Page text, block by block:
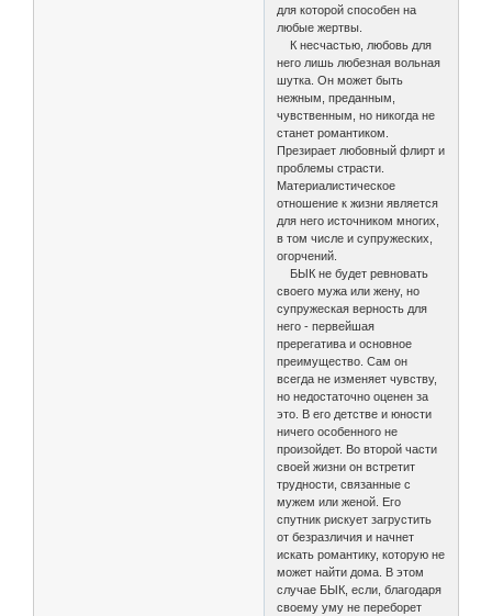
для которой способен на
любые жертвы.
К несчастью, любовь для
него лишь любезная вольная
шутка. Он может быть
нежным, преданным,
чувственным, но никогда не
станет романтиком.
Презирает любовный флирт и
проблемы страсти.
Материалистическое
отношение к жизни является
для него источником многих,
в том числе и супружеских,
огорчений.
БЫК не будет ревновать
своего мужа или жену, но
супружеская верность для
него - первейшая
пререгатива и основное
преимущество. Сам он
всегда не изменяет чувству,
но недостаточно оценен за
это. В его детстве и юности
ничего особенного не
произойдет. Во второй части
своей жизни он встретит
трудности, связанные с
мужем или женой. Его
спутник рискует загрустить
от безразличия и начнет
искать романтику, которую не
может найти дома. В этом
случае БЫК, если, благодаря
своему уму не переборет